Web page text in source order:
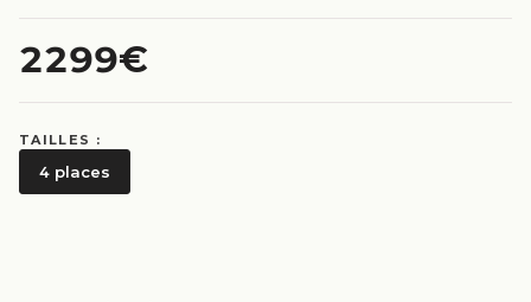
2299€
TAILLES :
4 places